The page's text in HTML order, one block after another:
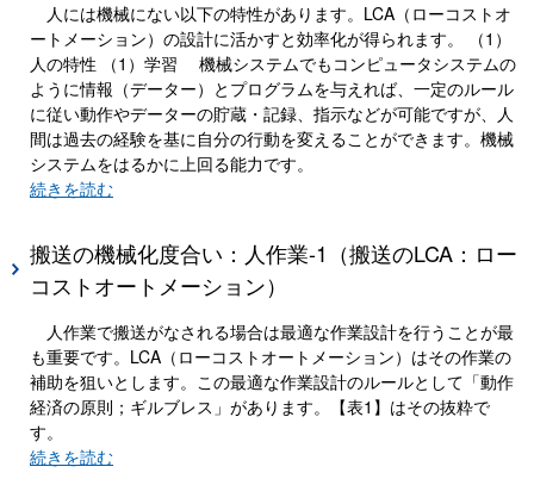
人には機械にない以下の特性があります。LCA（ローコストオ
ートメーション）の設計に活かすと効率化が得られます。 （1）
人の特性 （1）学習 機械システムでもコンピュータシステムの
ように情報（データー）とプログラムを与えれば、一定のルール
に従い動作やデーターの貯蔵・記録、指示などが可能ですが、人
間は過去の経験を基に自分の行動を変えることができます。機械
システムをはるかに上回る能力です。
続きを読む
搬送の機械化度合い：人作業-1（搬送のLCA：ロー
コストオートメーション）
人作業で搬送がなされる場合は最適な作業設計を行うことが最
も重要です。LCA（ローコストオートメーション）はその作業の
補助を狙いとします。この最適な作業設計のルールとして「動作
経済の原則；ギルブレス」があります。【表1】はその抜粋で
す。
続きを読む